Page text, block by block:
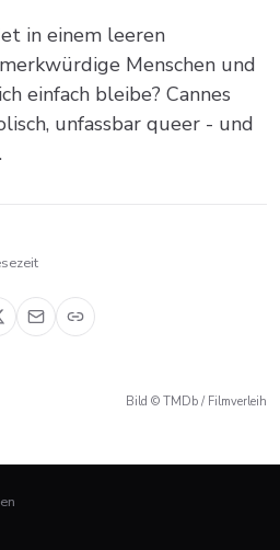
in einem leeren
Menschen und
einfach bleibe? Cannes
unfassbar queer - und
Bild © TMDb / Filmverleih